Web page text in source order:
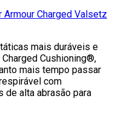
Armour Charged Valsetz
mais duráveis e
Cushioning®,
mais tempo passar
com
de alta abrasão para